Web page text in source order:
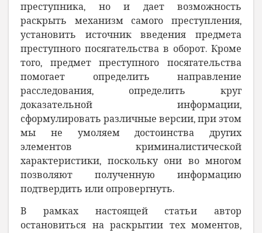
преступника, но и дает возможность
раскрыть механизм самого преступления,
установить источник введения предмета
преступного посягательства в оборот. Кроме
того, предмет преступного посягательства
помогает определить направление
расследования, определить круг
доказательной информации,
сформулировать различные версии, при этом
мы не умоляем достоинства других
элементов криминалистической
характеристики, поскольку они во многом
позволяют полученную информацию
подтвердить или опровергнуть.
В рамках настоящей статьи автор
остановиться на раскрытии тех моментов,